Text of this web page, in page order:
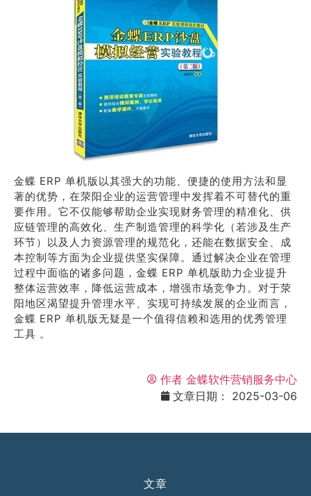
金蝶 ERP 单机版以其强大的功能、便捷的使用方法和显
著的优势，在荥阳企业的运营管理中发挥着不可替代的重
要作用。它不仅能够帮助企业实现财务管理的精准化、供
应链管理的高效化、生产制造管理的科学化（若涉及生产
环节）以及人力资源管理的规范化，还能在数据安全、成
本控制等方面为企业提供坚实保障。通过解决企业在管理
过程中面临的诸多问题，金蝶 ERP 单机版助力企业提升
整体运营效率，降低运营成本，增强市场竞争力。对于荥
阳地区渴望提升管理水平、实现可持续发展的企业而言，
金蝶 ERP 单机版无疑是一个值得信赖和选用的优秀管理
工具 。
作者 金蝶软件营销服务中心
文章日期：
2025-03-06
文章